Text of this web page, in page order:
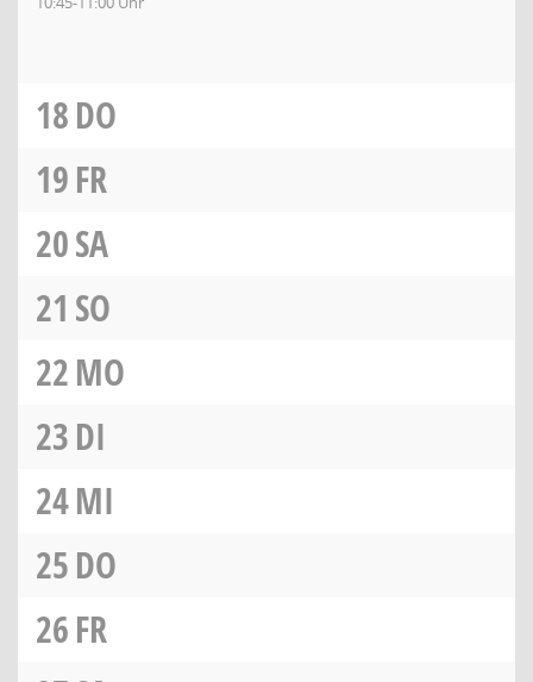
18DO
19FR
20SA
21 SO
22MO
23DI
24MI
25DO
26FR